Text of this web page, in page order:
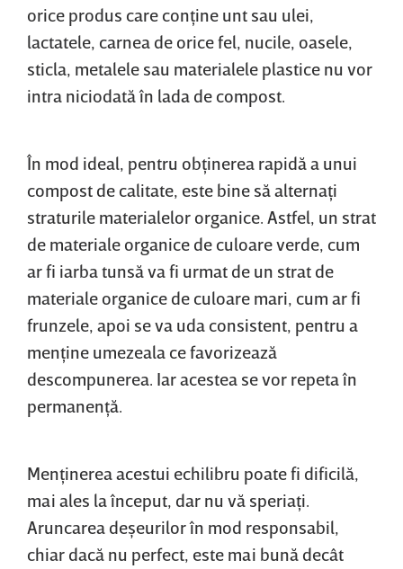
orice produs care conţine unt sau ulei,
lactatele, carnea de orice fel, nucile, oasele,
sticla, metalele sau materialele plastice nu vor
intra niciodată în lada de compost.
În mod ideal, pentru obţinerea rapidă a unui
compost de calitate, este bine să alternaţi
straturile materialelor organice. Astfel, un strat
de materiale organice de culoare verde, cum
ar fi iarba tunsă va fi urmat de un strat de
materiale organice de culoare mari, cum ar fi
frunzele, apoi se va uda consistent, pentru a
menţine umezeala ce favorizează
descompunerea. Iar acestea se vor repeta în
permanenţă.
Menţinerea acestui echilibru poate fi dificilă,
mai ales la început, dar nu vă speriaţi.
Aruncarea deşeurilor în mod responsabil,
chiar dacă nu perfect, este mai bună decât